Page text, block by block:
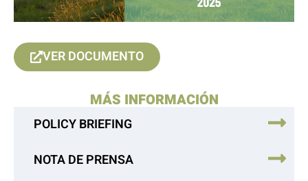
MÁS INFORMACIÓN
POLICY BRIEFING
NOTA DE PRENSA
VER DOCUMENTO